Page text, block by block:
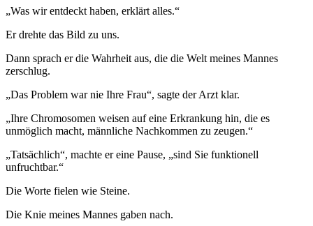
„Was wir entdeckt haben, erklärt alles.“
Er drehte das Bild zu uns.
Dann sprach er die Wahrheit aus, die die Welt meines Mannes
zerschlug.
„Das Problem war nie Ihre Frau“, sagte der Arzt klar.
„Ihre Chromosomen weisen auf eine Erkrankung hin, die es
unmöglich macht, männliche Nachkommen zu zeugen.“
„Tatsächlich“, machte er eine Pause, „sind Sie funktionell
unfruchtbar.“
Die Worte fielen wie Steine.
Die Knie meines Mannes gaben nach.